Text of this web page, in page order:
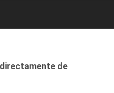
directamente de